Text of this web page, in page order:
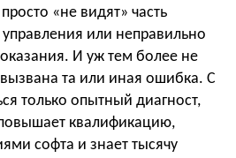
«не видят» часть
или неправильно
И уж тем более не
та или иная ошибка. С
только опытный диагност,
квалификацию,
софта и знает тысячу